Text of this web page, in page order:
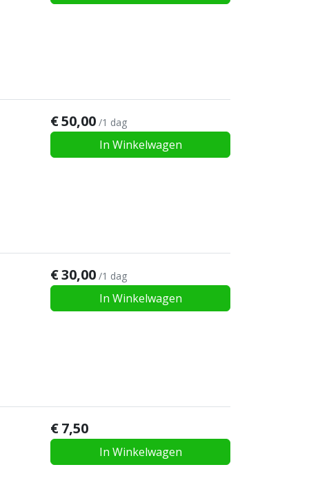
€50,00 /1 dag
In Winkelwagen
€30,00 /1 dag
In Winkelwagen
€7,50
In Winkelwagen